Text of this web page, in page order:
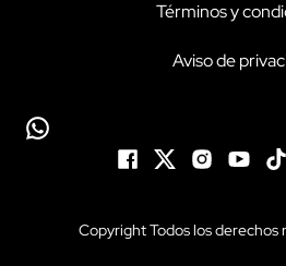
Términos y
Aviso de
Copyright Todos los